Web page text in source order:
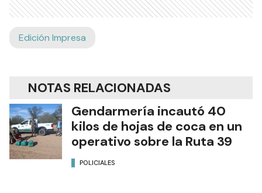
Edición Impresa
NOTAS RELACIONADAS
Gendarmería incautó 40
kilos de hojas de coca en un
operativo sobre la Ruta 39
POLICIALES